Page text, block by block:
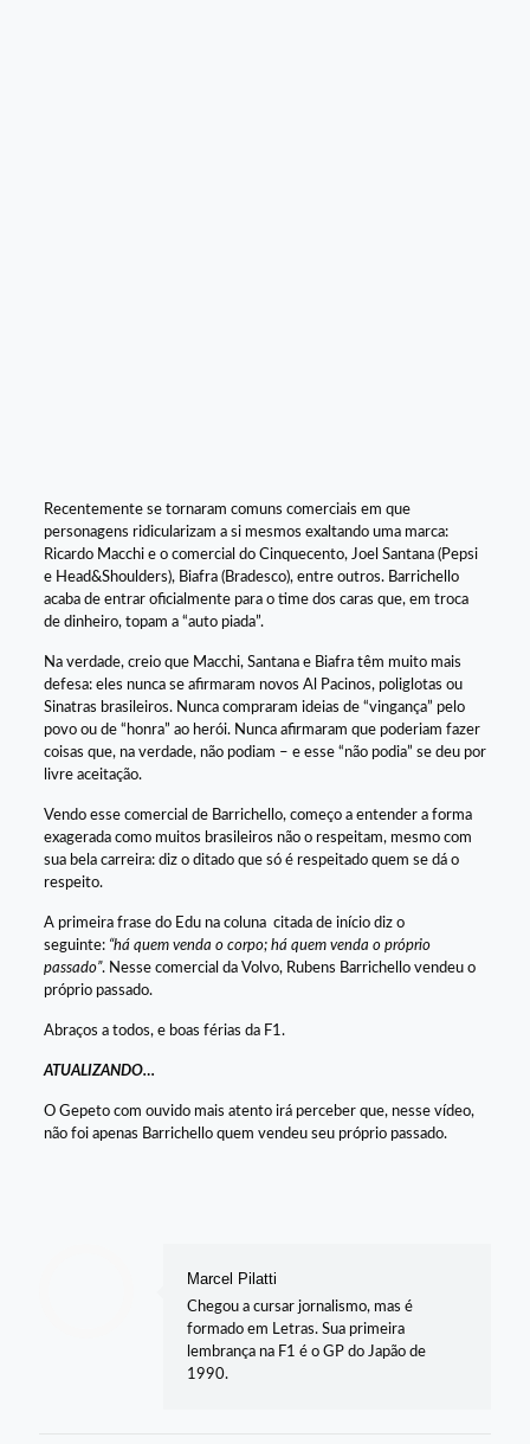
Recentemente se tornaram comuns comerciais em que
personagens ridicularizam a si mesmos exaltando uma marca:
Ricardo Macchi e o comercial do Cinquecento, Joel Santana (Pepsi
e Head&Shoulders), Biafra (Bradesco), entre outros. Barrichello
acaba de entrar oficialmente para o time dos caras que, em troca
de dinheiro, topam a “auto piada”.
Na verdade, creio que Macchi, Santana e Biafra têm muito mais
defesa: eles nunca se afirmaram novos Al Pacinos, poliglotas ou
Sinatras brasileiros. Nunca compraram ideias de “vingança” pelo
povo ou de “honra” ao herói. Nunca afirmaram que poderiam fazer
coisas que, na verdade, não podiam – e esse “não podia” se deu por
livre aceitação.
Vendo esse comercial de Barrichello, começo a entender a forma
exagerada como muitos brasileiros não o respeitam, mesmo com
sua bela carreira: diz o ditado que só é respeitado quem se dá o
respeito.
A primeira frase do Edu na coluna citada de início diz o
seguinte: “há quem venda o corpo; há quem venda o próprio
passado”. Nesse comercial da Volvo, Rubens Barrichello vendeu o
próprio passado.
Abraços a todos, e boas férias da F1.
ATUALIZANDO…
O Gepeto com ouvido mais atento irá perceber que, nesse vídeo,
não foi apenas Barrichello quem vendeu seu próprio passado.
Marcel Pilatti
Chegou a cursar jornalismo, mas é
formado em Letras. Sua primeira
lembrança na F1 é o GP do Japão de
1990.